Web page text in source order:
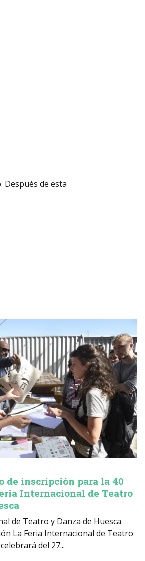
Después de esta
de inscripción para la 40
Internacional de Teatro
de Teatro y Danza de Huesca
La Feria Internacional de Teatro
del 27...